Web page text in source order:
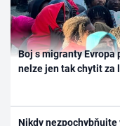
Boj s migranty
nelze jen tak chytit za
Nikdy nezpochybňujte